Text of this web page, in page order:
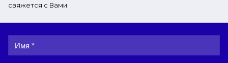
свяжется с Вами